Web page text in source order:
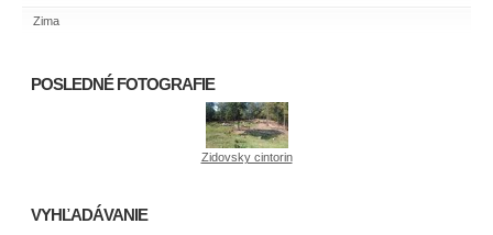
Zima
POSLEDNÉ FOTOGRAFIE
Zidovsky cintorin
VYHĽADÁVANIE